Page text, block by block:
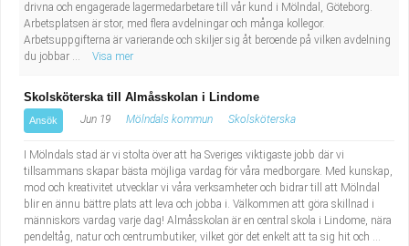
drivna och engagerade lagermedarbetare till vår kund i Mölndal, Göteborg.
Arbetsplatsen är stor, med flera avdelningar och många kollegor.
Arbetsuppgifterna är varierande och skiljer sig åt beroende på vilken avdelning
du jobbar ...
Visa mer
Skolsköterska till Almåsskolan i Lindome
Ansök Jun 19 Mölndals kommun Skolsköterska
I Mölndals stad är vi stolta över att ha Sveriges viktigaste jobb där vi
tillsammans skapar bästa möjliga vardag för våra medborgare. Med kunskap,
mod och kreativitet utvecklar vi våra verksamheter och bidrar till att Mölndal
blir en ännu bättre plats att leva och jobba i. Välkommen att göra skillnad i
människors vardag varje dag! Almåsskolan är en central skola i Lindome, nära
pendeltåg, natur och centrumbutiker, vilket gör det enkelt att ta sig hit och ...